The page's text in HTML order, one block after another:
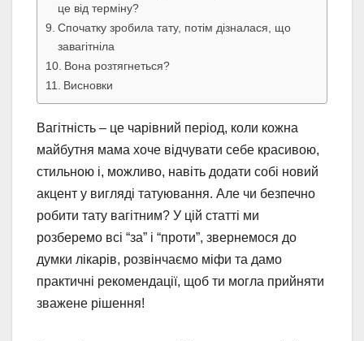
це від терміну?
Спочатку зробила тату, потім дізналася, що
завагітніла
Вона розтягнеться?
Висновки
Вагітність – це чарівний період, коли кожна
майбутня мама хоче відчувати себе красивою,
стильною і, можливо, навіть додати собі новий
акцент у вигляді татуювання. Але чи безпечно
робити тату вагітним? У цій статті ми
розберемо всі “за” і “проти”, звернемося до
думки лікарів, розвінчаємо міфи та дамо
практичні рекомендації, щоб ти могла прийняти
зважене рішення!